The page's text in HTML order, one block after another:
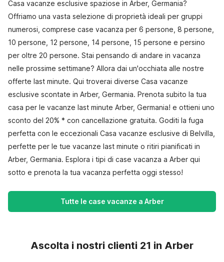
Casa vacanze esclusive spaziose in Arber, Germania?
Offriamo una vasta selezione di proprietà ideali per gruppi
numerosi, comprese case vacanza per 6 persone, 8 persone,
10 persone, 12 persone, 14 persone, 15 persone e persino
per oltre 20 persone. Stai pensando di andare in vacanza
nelle prossime settimane? Allora dai un'occhiata alle nostre
offerte last minute. Qui troverai diverse Casa vacanze
esclusive scontate in Arber, Germania. Prenota subito la tua
casa per le vacanze last minute Arber, Germania! e ottieni uno
sconto del 20% * con cancellazione gratuita. Goditi la fuga
perfetta con le eccezionali Casa vacanze esclusive di Belvilla,
perfette per le tue vacanze last minute o ritiri pianificati in
Arber, Germania. Esplora i tipi di case vacanza a Arber qui
sotto e prenota la tua vacanza perfetta oggi stesso!
Tutte le case vacanze a Arber
Ascolta i nostri clienti 21 in Arber